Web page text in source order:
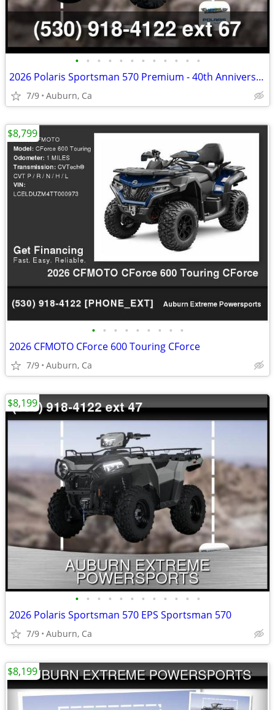
• • • • • • • • • • • •
2026 Polaris Sportsman 570 Premium - 40th Anniversary Edition
7/9 Auburn, Ca
• • • • • • • • •
2026 CFMOTO CForce 600 Touring CForce
7/9 Auburn, Ca
$8,799
• • • • • • • • • • • •
2026 Polaris Sportsman 570 EPS Sportsman 570
7/9 Auburn, Ca
$8,199
$8,199